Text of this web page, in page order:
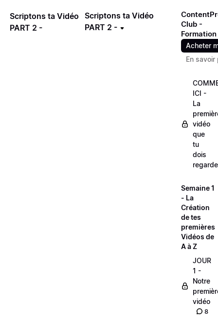
Scriptons ta Vidéo
PART 2 -
Scriptons ta Vidéo
PART 2 -
Club -
Formation
Acheter
En savoir
ICI -
La
vidéo
que
tu
dois
Semaine 1
- La
Création
de tes
premières
Vidéos de
A à Z
JOUR
1 -
Notre
vidéo
8